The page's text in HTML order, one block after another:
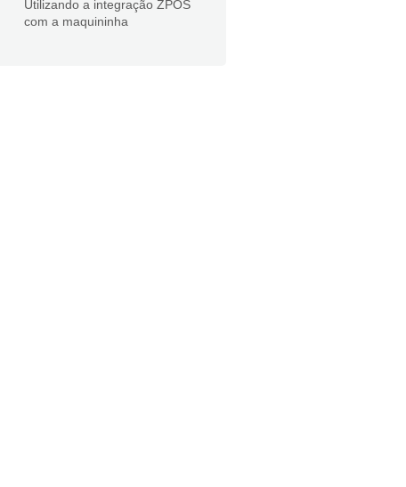
Utilizando a integração ZPOS
com a maquininha